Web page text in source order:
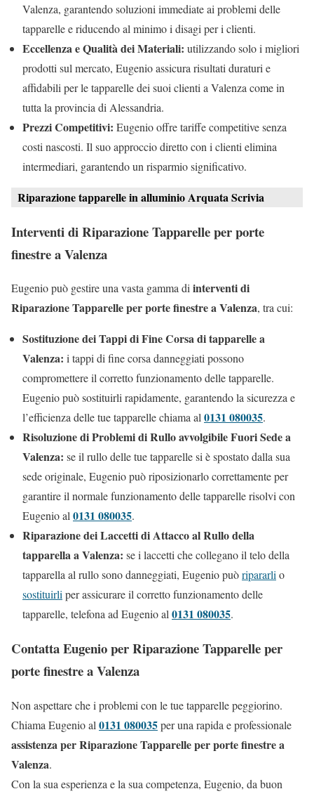
Valenza, garantendo soluzioni immediate ai problemi delle
tapparelle e riducendo al minimo i disagi per i clienti.
Eccellenza e Qualità dei Materiali: utilizzando solo i migliori
prodotti sul mercato, Eugenio assicura risultati duraturi e
affidabili per le tapparelle dei suoi clienti a Valenza come in
tutta la provincia di Alessandria.
Prezzi Competitivi: Eugenio offre tariffe competitive senza
costi nascosti. Il suo approccio diretto con i clienti elimina
intermediari, garantendo un risparmio significativo.
Riparazione tapparelle in alluminio Arquata Scrivia
Interventi di Riparazione Tapparelle per porte
finestre a Valenza
Eugenio può gestire una vasta gamma diinterventi di
Riparazione Tapparelle per porte finestre a Valenza, tra cui:
Sostituzione dei Tappi di Fine Corsa di tapparelle a
Valenza: i tappi di fine corsa danneggiati possono
compromettere il corretto funzionamento delle tapparelle.
Eugenio può sostituirli rapidamente, garantendo la sicurezza e
l’efficienza delle tue tapparelle chiama al0131 080035.
Risoluzione di Problemi di Rullo avvolgibile Fuori Sede a
Valenza: se il rullo delle tue tapparelle si è spostato dalla sua
sede originale, Eugenio può riposizionarlo correttamente per
garantire il normale funzionamento delle tapparelle risolvi con
Eugenio al0131 080035.
Riparazione dei Laccetti di Attacco al Rullo della
tapparella a Valenza: se i laccetti che collegano il telo della
tapparella al rullo sono danneggiati, Eugenio puòripararlio
sostituirliper assicurare il corretto funzionamento delle
tapparelle, telefona ad Eugenio al0131 080035.
Contatta Eugenio per Riparazione Tapparelle per
porte finestre a Valenza
Non aspettare che i problemi con le tue tapparelle peggiorino.
Chiama Eugenio al 0131 080035per una rapida e professionale
assistenza per Riparazione Tapparelle per porte finestre a
Valenza.
Con la sua esperienza e la sua competenza, Eugenio, da buon